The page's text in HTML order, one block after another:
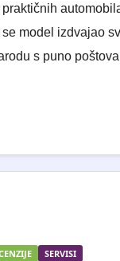
model izdvajao
s puno
SERVISI